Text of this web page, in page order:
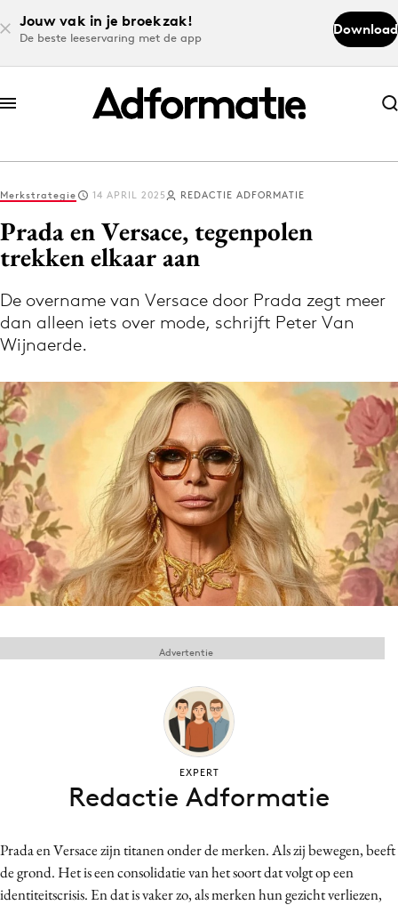
Jouw vak in je broekzak!
De beste leeservaring met de app
Download
Abonneer nu
Abonneer nu
Log in
Volg het laatste nieuws via de Adformatie
Nieuws app
Menu
Home
9 sept: GenAI-training
12 nov: MarketingLive!
Adverteren
Events
Opleidingen
Vacatures
Artificial Intelligence
Campagnes
Carriere
Contentmarketing
Merkstrategie 14 APRIL 2025 REDACTIE ADFORMATIE
Prada en Versace, tegenpolen
trekken elkaar aan
De overname van Versace door Prada zegt meer
dan alleen iets over mode, schrijft Peter Van
Wijnaerde.
Prada en Versace zijn titanen onder de merken. Als zij bewegen, beeft
de grond. Het is een consolidatie van het soort dat volgt op een
identiteitscrisis. En dat is vaker zo, als merken hun gezicht verliezen,
Advertentie
EXPERT
Redactie Adformatie